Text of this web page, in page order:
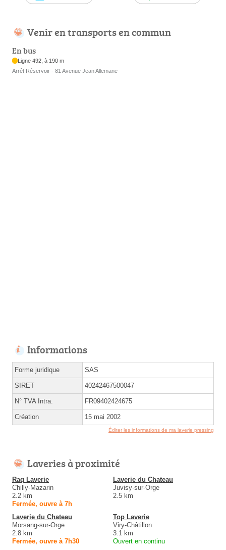
Venir en transports en commun
En bus
Ligne 492, à 190 m
Arrêt Réservoir - 81 Avenue Jean Allemane
Informations
Forme juridique SAS
SIRET 40242467500047
N° TVA Intra. FR09402424675
Création 15 mai 2002
Éditer les informations de ma laverie pressing
Laveries à proximité
Raq Laverie
Chilly-Mazarin
2.2 km
Fermée, ouvre à 7h
Laverie du Chateau
Juvisy-sur-Orge
2.5 km
Laverie du Chateau
Morsang-sur-Orge
2.8 km
Fermée, ouvre à 7h30
Top Laverie
Viry-Châtillon
3.1 km
Ouvert en continu